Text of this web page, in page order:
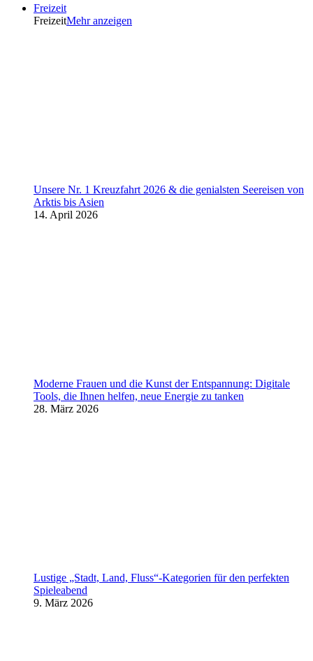
Freizeit
FreizeitMehr anzeigen
Unsere Nr. 1 Kreuzfahrt 2026 & die genialsten Seereisen von
Arktis bis Asien
14. April 2026
Moderne Frauen und die Kunst der Entspannung: Digitale
Tools, die Ihnen helfen, neue Energie zu tanken
28. März 2026
Lustige „Stadt, Land, Fluss“-Kategorien für den perfekten
Spieleabend
9. März 2026